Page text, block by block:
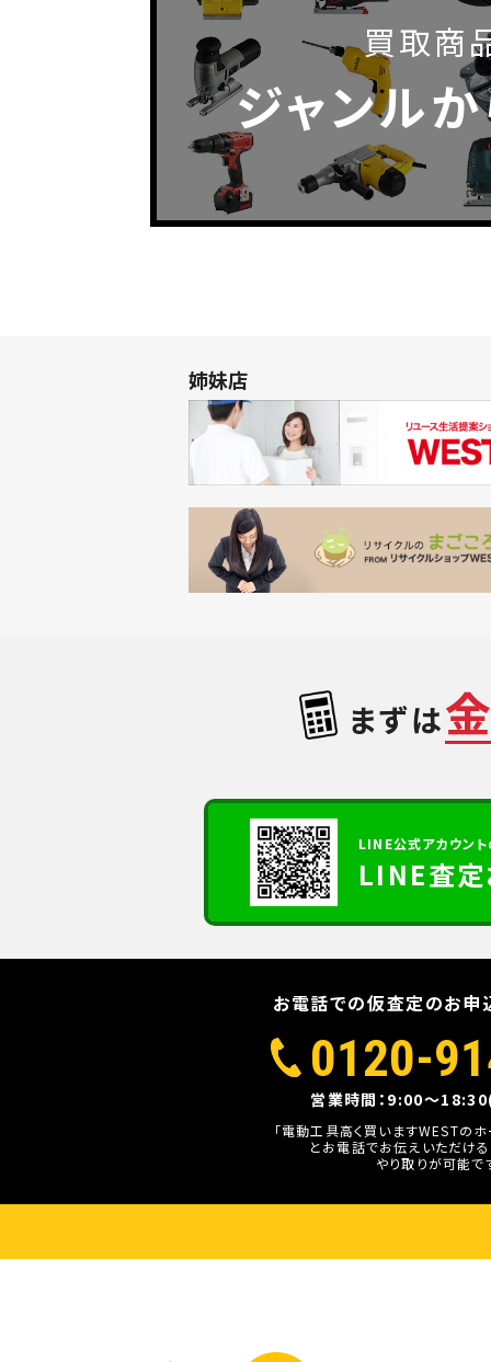
買取商
ジャンル
姉妹店
まずは
LINE公式アカウン
LINE査
お電話での仮査定のお申
0120-
営業時間：9:00～
「電動工具高く買いますWESTの
とお電話でお伝えいただけ
やり取りが可能で